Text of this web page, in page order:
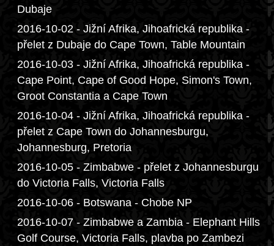
Dubaje
2016-10-02 - Jižní Afrika, Jihoafrická republika -
přelet z Dubaje do Cape Town, Table Mountain
2016-10-03 - Jižní Afrika, Jihoafrická republika -
Cape Point, Cape of Good Hope, Simon's Town,
Groot Constantia a Cape Town
2016-10-04 - Jižní Afrika, Jihoafrická republika -
přelet z Cape Town do Johannesburgu,
Johannesburg, Pretoria
2016-10-05 - Zimbabwe - přelet z Johannesburgu
do Victoria Falls, Victoria Falls
2016-10-06 - Botswana - Chobe NP
2016-10-07 - Zimbabwe a Zambia - Elephant Hills
Golf Course, Victoria Falls, plavba po Zambezi